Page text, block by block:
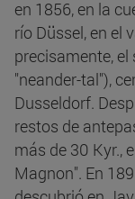
en 1856, en la
río Düssel, en el
precisamente,
"neander-tal"),
Dusseldorf.
restos de
más de 30 Kyr.,
Magnon". En